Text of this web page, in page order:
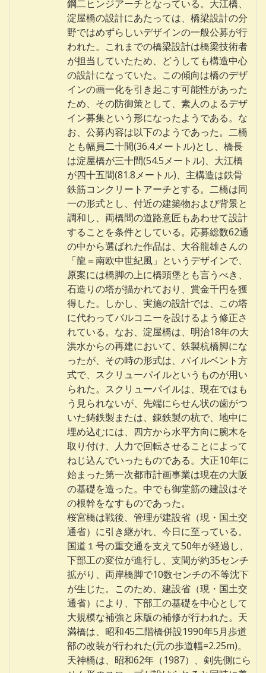
鋼二ヒンジアーチとなっている。大江橋、
淀屋橋の設計にあたっては、橋梁設計の分
野ではめずらしいデザインの一般公募が行
われた。これまでの橋梁設計は橋梁技術者
が担当していたため、どうしても構造中心
の設計になっていた。この傾向は橋のデザ
インの画一化を引き起こす可能性があった
ため、その防御策として、素人のよるデザ
イン募集という形になったようである。な
お、公募内容は以下のようであった。二橋
とも幅員二十間(36.4メートル)とし、橋長
は淀屋橋が三十間(54.5メートル)、大江橋
が四十五間(81.8メートル)、主構造は鉄骨
鉄筋コンクリートアーチとする。二橋は同
一の形式とし、付近の建築物および背景と
調和し、両橋間の道路意匠もあわせて設計
することを条件としている。応募総数62通
の中から選ばれた作品は、大谷龍雄さんの
「龍＝南欧中世紀風」というデザインで、
原案には橋脚の上に橋頭堡とも言うべき、
石造りの塔が描かれており、賞金千円を獲
得した。しかし、実施の設計では、この塔
に代わってバルコニーを設けるよう修正さ
れている。なお、淀屋橋は、明治18年の大
洪水からの再建において、鉄製杭橋脚にな
ったが、その時の形式は、パイルベント方
式で、スクリューパイルというものが用い
られた。スクリューパイルは、現在ではも
う見られないが、先端にらせん状の歯がつ
いた鋳鉄製または、錬鉄製の杭で、地中に
埋め込むには、四方から水平方向に腕木を
取り付け、人力で回転させることによって
ねじ込んでいったものである。大正10年に
始まった第一次都市計画事業は現在の大阪
の基礎を造った。中でも御堂筋の建設はそ
の根幹をなすものであった。
桜宮橋は戦後、管理が建設省（現・国土交
通省）に引き継がれ、今日に至っている。
国道１号の重交通を支えて50年が経過し、
下部工の変位が進行し、支間が約35センチ
拡がり、両岸橋脚で10数センチの不等沈下
が生じた。このため、建設省（現・国土交
通省）により、下部工の基礎を中心として
大規模な補強と床版の補修が行われた。天
満橋は、昭和45二階橋併設1990年5月歩道
部の改装が行われた(元の歩道幅=2.25m)。
天神橋は、昭和62年（1987）、剣先側にら